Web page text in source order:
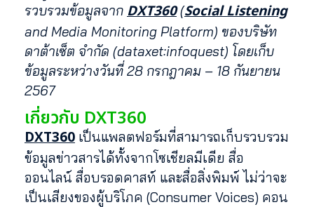
รวบรวมข้อมูลจาก DXT360(Social Listening
and Media Monitoring Platform) ของบริษัท
ดาต้าเซ็ต จำกัด (dataxet:infoquest) โดยเก็บ
ข้อมูลระหว่างวันที่ 28 กรกฎาคม – 18 กันยายน
2567
เกี่ยวกับ DXT360
DXT360 เป็นแพลตฟอร์มที่สามารถเก็บรวบรวม
ข้อมูลข่าวสารได้ทั้งจากโซเชียลมีเดีย สื่อ
ออนไลน์ สื่อบรอดคาสท์ และสื่อสิ่งพิมพ์ ไม่ว่าจะ
เป็นเสียงของผู้บริโภค (Consumer Voices) คอน